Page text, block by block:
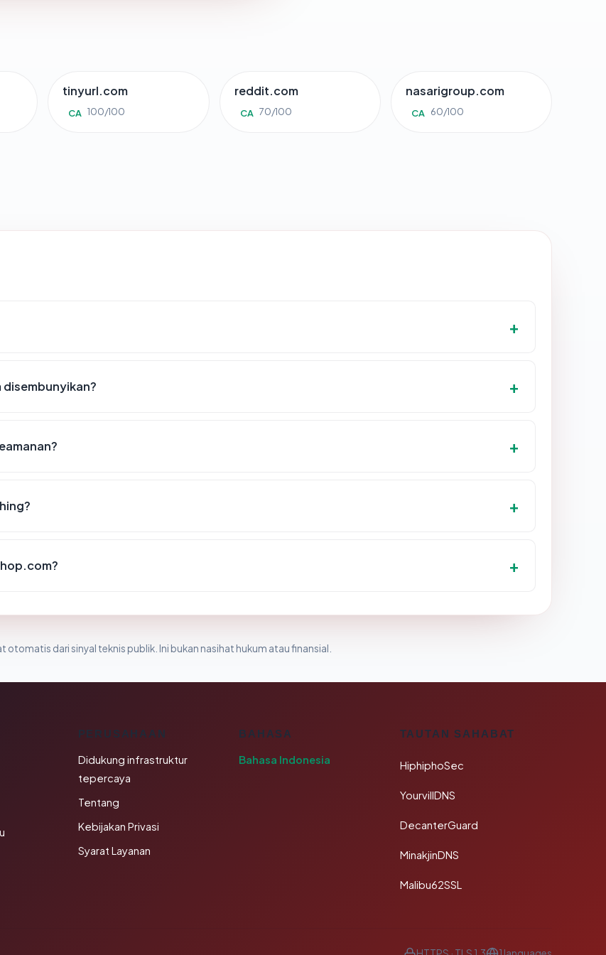
tinyurl.com
CA 100/100
reddit.com
CA 70/100
nasarigroup.com
CA 60/100
otomatis dari sinyal teknis publik. Ini bukan nasihat hukum atau finansial.
PERUSAHAAN
Didukung infrastruktur
tepercaya
Tentang
Kebijakan Privasi
Syarat Layanan
BAHASA
Bahasa Indonesia
TAUTAN SAHABAT
HiphiphoSec
YourvillDNS
DecanterGuard
MinakjinDNS
Malibu62SSL